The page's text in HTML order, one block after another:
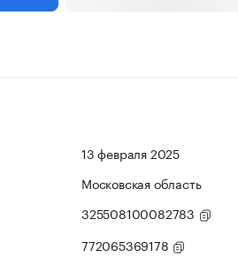
13 февраля 2025
Московская область
325508100082783
772065369178